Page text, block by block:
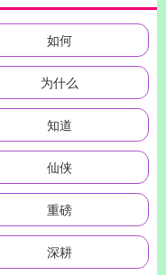
如何
为什么
知道
仙侠
重磅
深耕